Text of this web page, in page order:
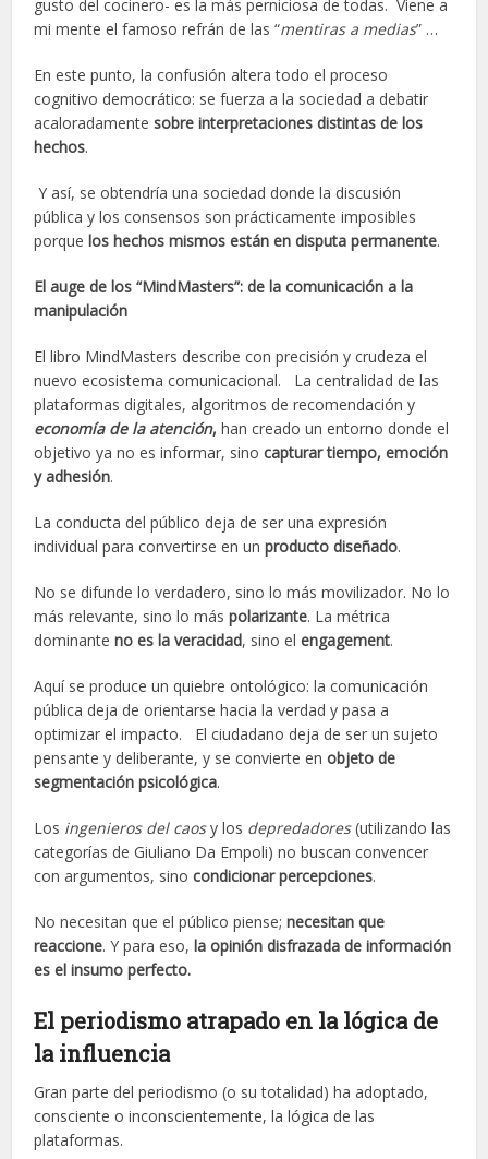
gusto del cocinero- es la más perniciosa de todas. Viene a
mi mente el famoso refrán de las “mentiras a medias” …
En este punto, la confusión altera todo el proceso
cognitivo democrático: se fuerza a la sociedad a debatir
acaloradamentesobre interpretaciones distintas de los
hechos.
Y así, se obtendría una sociedad donde la discusión
pública y los consensos son prácticamente imposibles
porquelos hechos mismos están en disputa permanente.
El auge de los “MindMasters”: de la comunicación a la
manipulación
El libro MindMasters describe con precisión y crudeza el
nuevo ecosistema comunicacional. La centralidad de las
plataformas digitales, algoritmos de recomendación y
economía de la atención, han creado un entorno donde el
objetivo ya no es informar, sinocapturar tiempo, emoción
y adhesión.
La conducta del público deja de ser una expresión
individual para convertirse en unproducto diseñado.
No se difunde lo verdadero, sino lo más movilizador. No lo
más relevante, sino lo máspolarizante. La métrica
dominanteno es la veracidad, sino elengagement.
Aquí se produce un quiebre ontológico: la comunicación
pública deja de orientarse hacia la verdad y pasa a
optimizar el impacto. El ciudadano deja de ser un sujeto
pensante y deliberante, y se convierte enobjeto de
segmentación psicológica.
Los ingenieros del caosy los depredadores(utilizando las
categorías de Giuliano Da Empoli) no buscan convencer
con argumentos, sinocondicionar percepciones.
No necesitan que el público piense;necesitan que
reaccione. Y para eso,la opinión disfrazada de información
es el insumo perfecto.
El periodismo atrapado en la lógica de
la influencia
Gran parte del periodismo (o su totalidad) ha adoptado,
consciente o inconscientemente, la lógica de las
plataformas.